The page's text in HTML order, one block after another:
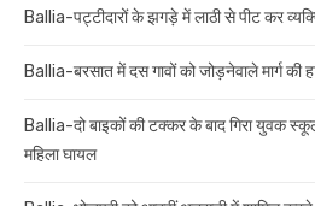
Ballia-पट्टीदारों के झगड़े में लाठी से पीट कर
Ballia-बरसात में दस गावों को जोड़नेवाले मार्ग की
Ballia-दो बाइकों की टक्कर के बाद गिरा युवक
महिला घायल